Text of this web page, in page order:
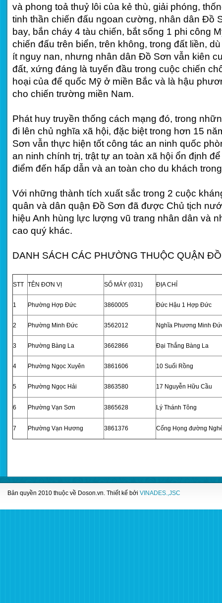
và phong toả thuỷ lôi của kẻ thù, giải phóng,
tinh thần chiến đấu ngoan cường, nhân dân Đồ
bay, bắn cháy 4 tàu chiến, bắt sống 1 phi công
chiến đấu trên biển, trên không, trong đất liền,
ít nguy nan, nhưng nhân dân Đồ Sơn vẫn kiên
đất, xứng đáng là tuyến đầu trong cuộc chiến
hoại của đế quốc Mỹ ở miền Bắc và là hậu
cho chiến trường miền Nam.
Phát huy truyền thống cách mạng đó, trong
đi lên chủ nghĩa xã hội, đặc biệt trong hơn 15
Sơn vẫn thực hiện tốt công tác an ninh quốc
an ninh chính trị, trật tự an toàn xã hội ổn định
điểm đến hấp dẫn và an toàn cho du khách
Với những thành tích xuất sắc trong 2 cuộc
quân và dân quận Đồ Sơn đã được Chủ tịch
hiệu Anh hùng lực lượng vũ trang nhân dân và
cao quý khác.
DANH SÁCH CÁC PHƯỜNG THUỘC QUẬN
STT TÊN ĐƠN VỊ SỐ MÁY (031) ĐỊA CHỈ
1 Phường Hợp Đức 3860005 Đức Hậu 1 Hợp Đức
2 Phường Minh Đức 3562012 Nghĩa Phương Minh
3 Phường Bàng La 3662866 Đại Thắng Bàng La
4 Phường Ngọc Xuyên 3861606 10 Suối Rồng
5 Phường Ngọc Hải 3863580 17 Nguyễn Hữu Cầu
6 Phường Vạn Sơn 3865628 Lý Thánh Tông
7 Phường Vạn Hương 3861376 Cống Họng đường
Bản quyền 2010 thuộc về Doson.vn. Thiết kế bởi VINADES.,JSC